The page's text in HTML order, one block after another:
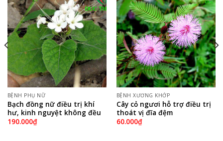
BỆNH PHỤ NỮ
Bạch đồng nữ điều trị khí
hư, kinh nguyệt không đều
190.000₫
BỆNH XƯƠNG KHỚP
Cây cỏ ngươi hỗ trợ điều trị
thoát vị đĩa đệm
60.000₫